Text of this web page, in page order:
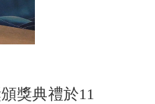
獎典禮於11